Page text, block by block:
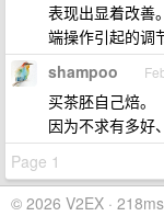
表现出显着改善
端操作引起的调
shampoo
买茶胚自己焙。
因为不求有多好
Page 1
© 2026 V2EX ·